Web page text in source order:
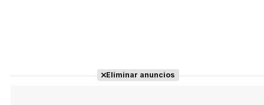
Eliminar anuncios